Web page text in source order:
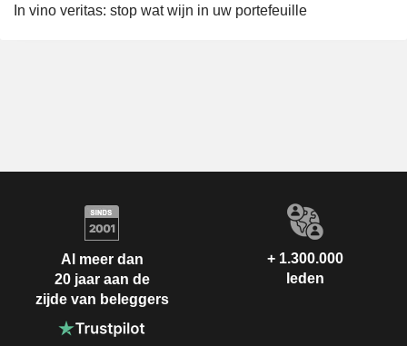
In vino veritas: stop wat wijn in uw portefeuille
Al meer dan
20 jaar aan de
zijde van beleggers
+ 1.300.000
leden